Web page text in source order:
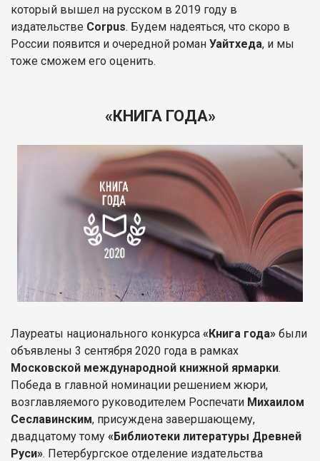
который вышел на русском в 2019 году в
издательстве Corpus. Будем надеяться, что скоро в
России появится и очередной роман Уайтхеда, и мы
тоже сможем его оценить.
«КНИГА ГОДА»
Лауреаты национального конкурса «Книга года» были
объявлены 3 сентября 2020 года в рамках
Московской международной книжной ярмарки.
Победа в главной номинации решением жюри,
возглавляемого руководителем Роспечати Михаилом
Сеславинским, присуждена завершающему,
двадцатому тому «Библиотеки литературы Древней
Руси». Петербургское отделение издательства